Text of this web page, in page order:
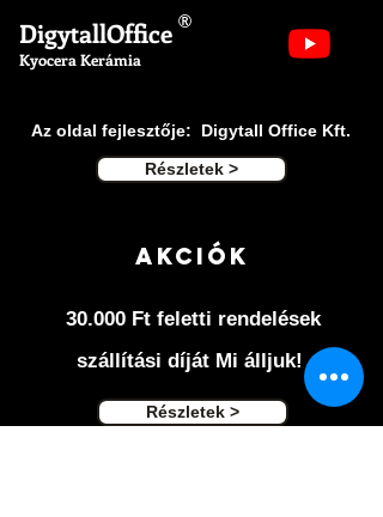
Csomagolás: Műanyagházas dobozban.
®
DigytallOffice
Kyocera Kerámia
Az oldal fejlesztője: Digytall Office Kft.
Részletek >
Akciók
30.000 Ft feletti rendelések
szállítási díját Mi álljuk!
Részletek >